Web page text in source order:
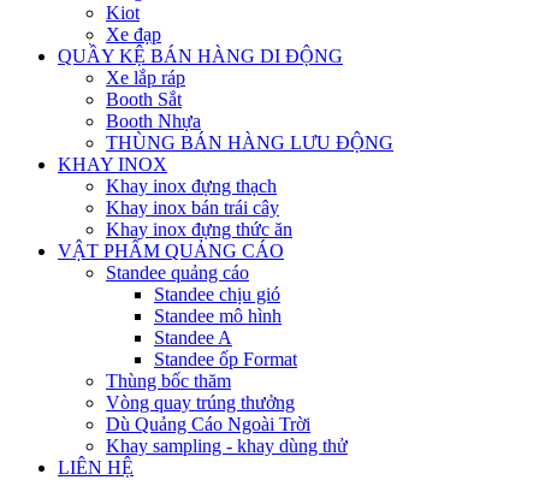
Kiot
Xe đạp
QUẦY KỆ BÁN HÀNG DI ĐỘNG
Xe lắp ráp
Booth Sắt
Booth Nhựa
THÙNG BÁN HÀNG LƯU ĐỘNG
KHAY INOX
Khay inox đựng thạch
Khay inox bán trái cây
Khay inox đựng thức ăn
VẬT PHẨM QUẢNG CÁO
Standee quảng cáo
Standee chịu gió
Standee mô hình
Standee A
Standee ốp Format
Thùng bốc thăm
Vòng quay trúng thưởng
Dù Quảng Cáo Ngoài Trời
Khay sampling - khay dùng thử
LIÊN HỆ